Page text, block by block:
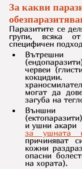
За какви
Паразитите се
групи, всяка
специфичен
червеи
могат да
загуба на
Външни
и ушни акари
за ушната
причиняват
кожни
опасни
на хората).